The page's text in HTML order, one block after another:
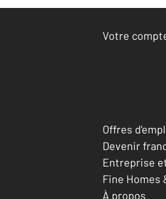
Votre
Offres
Devenir
Entreprise
Fine Homes
À propos